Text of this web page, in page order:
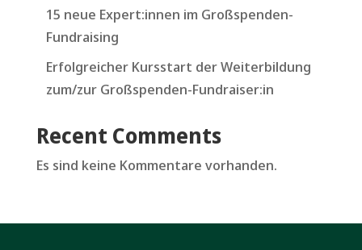
15 neue Expert:innen im Großspenden-
Fundraising
Erfolgreicher Kursstart der Weiterbildung
zum/zur Großspenden-Fundraiser:in
Recent Comments
Es sind keine Kommentare vorhanden.